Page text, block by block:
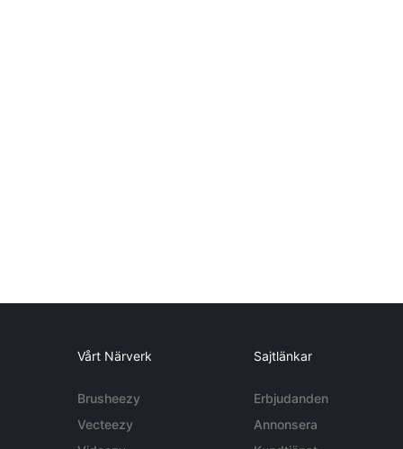
Vårt Närverk
Brusheezy
Vecteezy
Sajtlänkar
Erbjudanden
Annonsera